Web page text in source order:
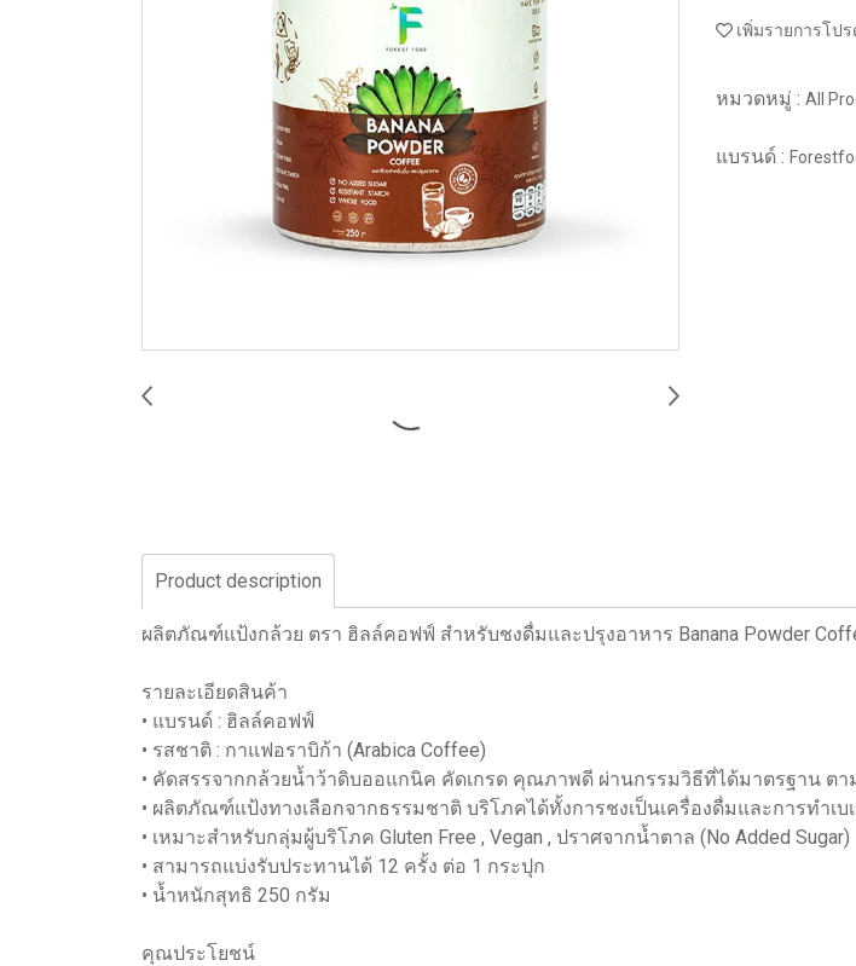
เพิ่มรายการโปร
หมวดหมู่ : All
แบรนด์ :
Product description
ผลิตภัณฑ์แป้งกล้วย ตรา ฮิลล์คอฟฟ์ สำหรับชงดื่มและปรุงอาหาร Banana Powder
รายละเอียดสินค้า
• แบรนด์ : ฮิลล์คอฟฟ์
• รสชาติ : กาแฟอราบิก้า (Arabica Coffee)
• คัดสรรจากกล้วยน้ำว้าดิบออแกนิค คัดเกรด คุณภาพดี ผ่านกรรมวิธีที่ได้มาตรฐาน ต
• ผลิตภัณฑ์แป้งทางเลือกจากธรรมชาติ บริโภคได้ทั้งการชงเป็นเครื่องดื่มและการทำเบ
• เหมาะสำหรับกลุ่มผู้บริโภค Gluten Free , Vegan , ปราศจากน้ำตาล (No Added Sugar)
• สามารถแบ่งรับประทานได้ 12 ครั้ง ต่อ 1 กระปุก
• น้ำหนักสุทธิ 250 กรัม
คุณประโยชน์